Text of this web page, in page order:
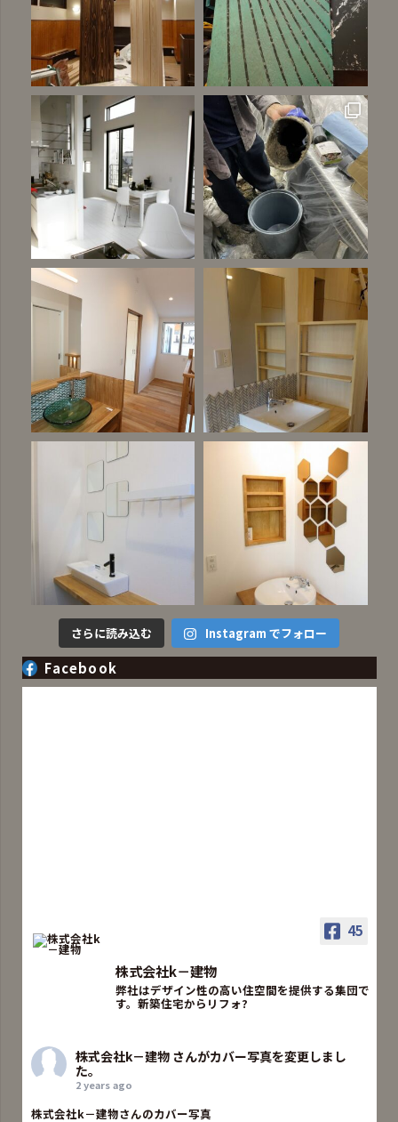
さらに読み込む Instagram でフォロー
Facebook
45
株式会社k－建物
弊社はデザイン性の高い住空間を提供する集団で
す。新築住宅からリフォ?
株式会社k－建物 さんがカバー写真を変更しまし
た。
2 years ago
株式会社k－建物さんのカバー写真